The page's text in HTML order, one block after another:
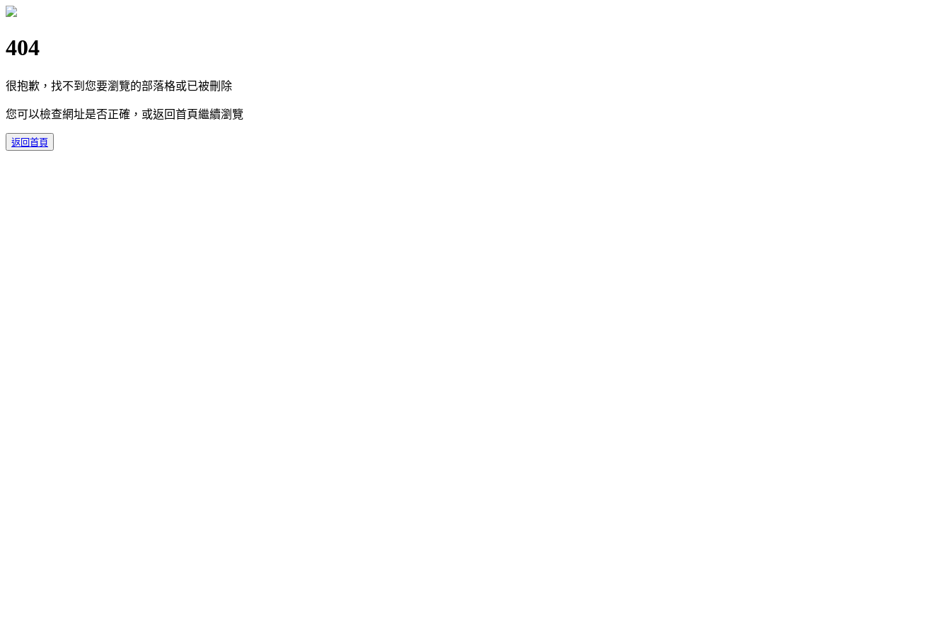
404
很抱歉，找不到您要瀏覽的部落格或已被刪除
您可以檢查網址是否正確，或返回首頁繼續瀏覽
返回首頁